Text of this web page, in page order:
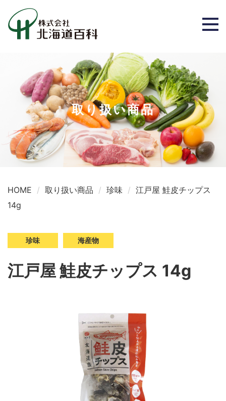
取り扱い商品
HOME 取り扱い商品 珍味
江戸屋 鮭皮チップス
14g
珍味 海産物
江戸屋 鮭皮チップス 14g